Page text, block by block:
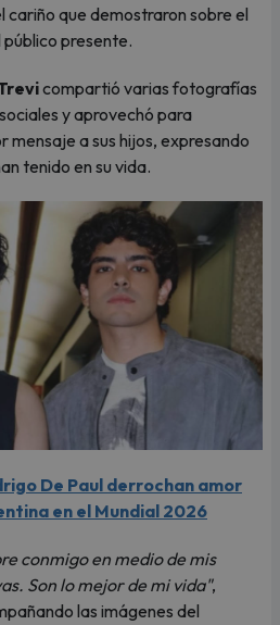
cariño que demostraron sobre el
presente.
compartió varias fotografías
y aprovechó para
mensaje a sus hijos, expresando
tenido en su vida.
De Paul derrochan amor
en el Mundial 2026
conmigo en medio de mis
Son lo mejor de mi vida",
las imágenes del